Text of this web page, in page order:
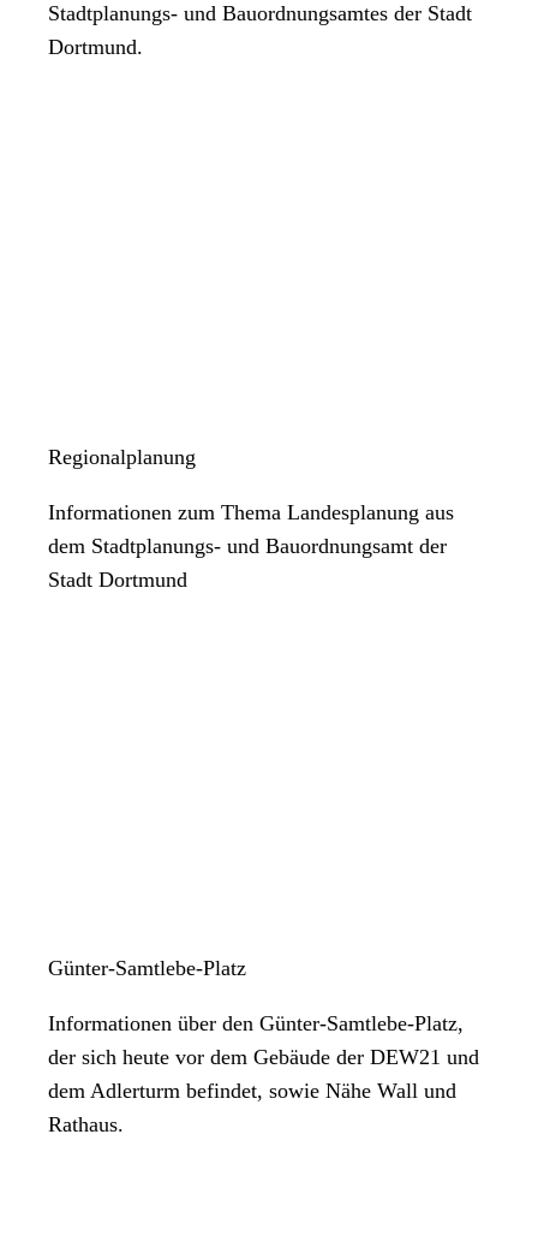
Stadtplanungs- und Bauordnungsamtes der Stadt
Dortmund.
Regionalplanung
Informationen zum Thema Landesplanung aus
dem Stadtplanungs- und Bauordnungsamt der
Stadt Dortmund
Günter-Samtlebe-Platz
Informationen über den Günter-Samtlebe-Platz,
der sich heute vor dem Gebäude der DEW21 und
dem Adlerturm befindet, sowie Nähe Wall und
Rathaus.